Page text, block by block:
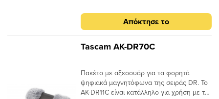
100MKIII. Μπορεί επίσης να χρησιμοποιηθεί
με προηγούμενα μοντέλα της σειράς DR.
Απόκτησε το
Tascam AK-DR70C
Πακέτο με αξεσουάρ για τα φορητά
ψηφιακά μαγνητόφωνα της σειράς DR. Το
AK-DR11C είναι κατάλληλο για χρήση με τα